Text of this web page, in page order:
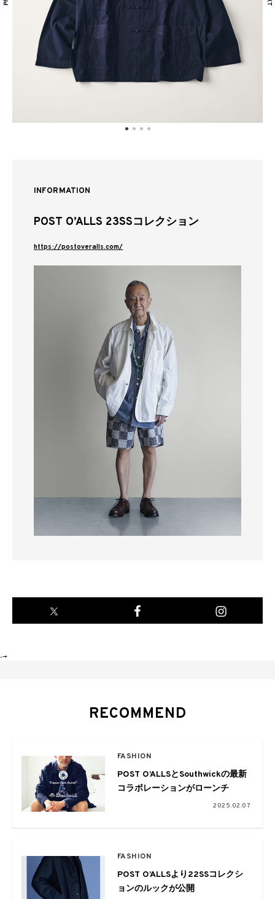
INFORMATION
POST O’ALLS 23SSコレクション
https://postoveralls.com/
-->
RECOMMEND
FASHION
POST O’ALLSとSouthwickの最新
コラボレーションがローンチ
2025.02.07
FASHION
POST O’ALLSより22SSコレクシ
ョンのルックが公開